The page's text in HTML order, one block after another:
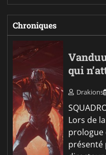
Chroniques
qui
Drakions
Lors de
prologue
présenté